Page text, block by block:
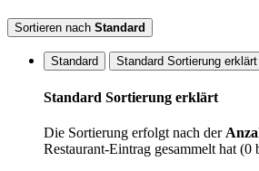
Sortieren nach Standard
Standard Standard Sortierung erklärt
Standard Sortierung erklärt
Die Sortierung erfolgt nach der
Restaurant-Eintrag gesammelt hat (0